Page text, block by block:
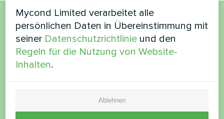
Möchten Sie kaufen oder
haben Sie Fragen?
Mycond Limited verarbeitet alle
persönlichen Daten in Übereinstimmung mit
seiner Datenschutzrichtlinie und den
Regeln für die Nutzung von Website-
Inhalten.
Ablehnen